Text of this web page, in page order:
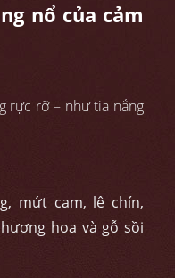
nổ của cảm
rực rỡ – như tia nắng
mứt cam, lê chín,
hương hoa và gỗ sồi